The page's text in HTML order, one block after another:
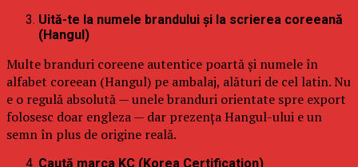
Uită-te la numele brandului și la scrierea coreeană
(Hangul)
Multe branduri coreene autentice poartă și numele în
alfabet coreean (Hangul) pe ambalaj, alături de cel latin. Nu
e o regulă absolută — unele branduri orientate spre export
folosesc doar engleza — dar prezența Hangul-ului e un
semn în plus de origine reală.
Caută marca KC (Korea Certification)